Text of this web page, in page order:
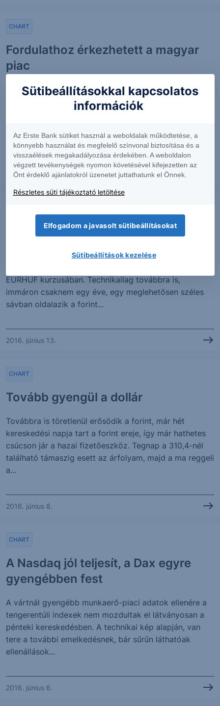
Fordulathoz érkezhetett a magyar
piac
CHART
Az OTP drasztikusan túladottá vált az elmúlt néhány
napban. Az RSI értéke megközelítette a 30-as értéket
emelkedni...
2016. június 15.
Lehet itt még dollár erősödés
A 310-es támaszról ismét megfordult a forint
EURHUF kurzusában. Technikailag továbbra is,
immáron csaknem egy éve, egy meglehetősen széles
sávban oldalazik a forint...
2016. június 13.
Tovább gyengül a dollár
CHART
Továbbra is töretlenül erősödik a forint, már hét
kereskedési napja tart a forint ereje, így már hathetes
csúcson jár a hazai fizetőeszköz. Tegnap a 310,4-nél
található támaszig esett az árfolyam, majd a ma reggeli
a...
2016. június 8.
A Nasdaq jól teljesít, a Dax egyre
gyengébben fest
CHART
A vártnál gyengébb munkaerő-piaci adatok ellenére a
tengerentúli indexek nem mozdultak el látványosan a
pénteki kereskedésben. A technikai kép alapján, van
tere a további emelkedésnek, bár sűrűn láthatóak
ellenállások...
2016. június 6.
Sütibeállításokkal kapcsolatos
információk
Az Erste Bank sütiket használ a weboldalak működtetése, a
könnyebb használat és megfelelő színvonal biztosítása és a
visszaélések megakadályozása érdekében. A weboldalon
végzett tevékenységek nyomon követésével kifejezetten az
Önt érdeklő ajánlatokról üzenetet juttathatunk el Önnek.
Részletes süti tájékoztató letöltése
Elfogadom a javasolt sütibeállításokat
Sütibeállítások kezelése